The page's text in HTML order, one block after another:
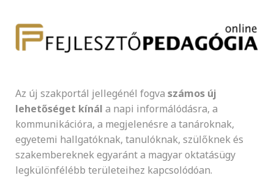
Az új szakportál jellegénél fogva számos új
lehetőséget kínál a napi informálódásra, a
kommunikációra, a megjelenésre a tanároknak,
egyetemi hallgatóknak, tanulóknak, szülőknek és
szakembereknek egyaránt a magyar oktatásügy
legkülönfélébb területeihez kapcsolódóan.